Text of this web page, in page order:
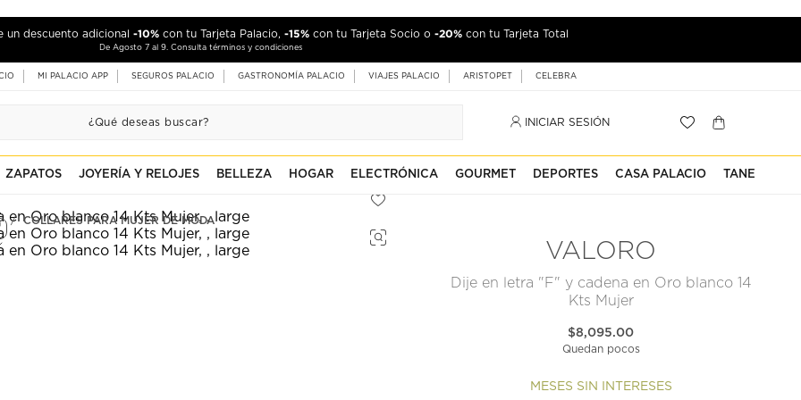
un descuento adicional -10% con tu Tarjeta Palacio, -15% con tu Tarjeta Socio o -20% con tu Tarjeta Total
De Agosto 7 al 9. Consulta términos y condiciones
MI PALACIO APP SEGUROS PALACIO GASTRONOMÍA PALACIO VIAJES PALACIO ARISTOPET CELEBRA
INICIAR SESIÓN
ZAPATOS JOYERÍA Y RELOJES BELLEZA HOGAR ELECTRÓNICA GOURMET DEPORTES CASA PALACIO TANE
COLLARES PARA MUJER DE MODA
VALORO
Dije en letra "F" y cadena en Oro blanco 14
Kts Mujer
$8,095.00
Quedan pocos
MESES SIN INTERESES